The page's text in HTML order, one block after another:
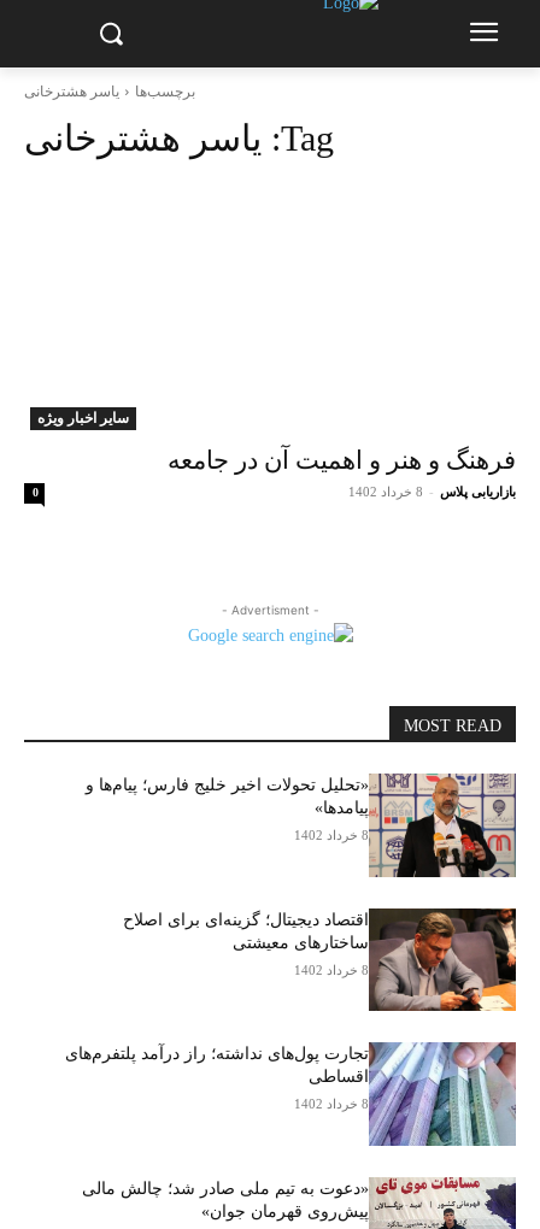
برچسب‌ها یاسر هشترخانی
Tag: یاسر هشترخانی
سایر اخبار ویژه
فرهنگ و هنر و اهمیت آن در جامعه
بازاریابی پلاس - 8 خرداد 1402 0
- Advertisment -
MOST READ
«تحلیل تحولات اخیر خلیج فارس؛ پیام‌ها و
پیامدها»
8 خرداد 1402
اقتصاد دیجیتال؛ گزینه‌ای برای اصلاح
ساختارهای معیشتی
8 خرداد 1402
تجارت پول‌های نداشته؛ راز درآمد پلتفرم‌های
اقساطی
8 خرداد 1402
«دعوت به تیم ملی صادر شد؛ چالش مالی
پیش‌روی قهرمان جوان»